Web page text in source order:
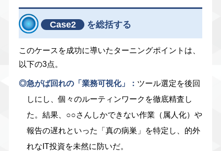
Case2 を総括する
このケースを成功に導いたターニングポイントは、
以下の3点。
◎急がば回れの「業務可視化」： ツール選定を後回
しにし、個々のルーティンワークを徹底精査し
た。結果、○○さんしかできない作業（属人化）や
報告の遅れといった「真の病巣」を特定し、的外
れなIT投資を未然に防いだ。